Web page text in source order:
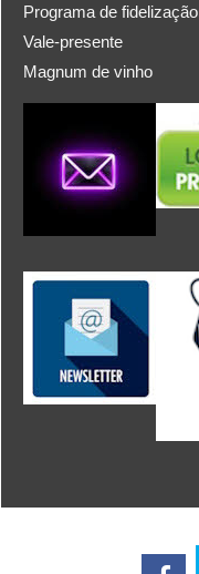
Programa de fidelização
Vale-presente
Magnum de vinho